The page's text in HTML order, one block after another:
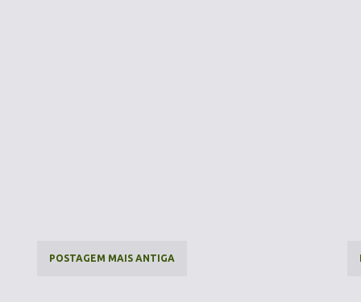
POSTAGEM MAIS ANTIGA